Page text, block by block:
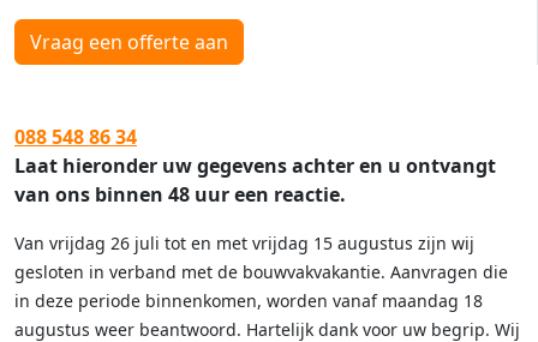
Vraag een offerte aan
088 548 86 34
Laat hieronder uw gegevens achter en u ontvangt
van ons binnen 48 uur een reactie.
Van vrijdag 26 juli tot en met vrijdag 15 augustus zijn wij
gesloten in verband met de bouwvakvakantie. Aanvragen die
in deze periode binnenkomen, worden vanaf maandag 18
augustus weer beantwoord. Hartelijk dank voor uw begrip. Wij